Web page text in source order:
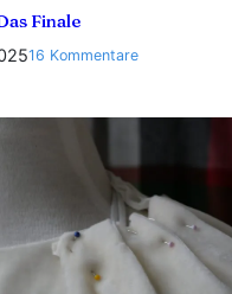
Finale
16 Kommentarezu